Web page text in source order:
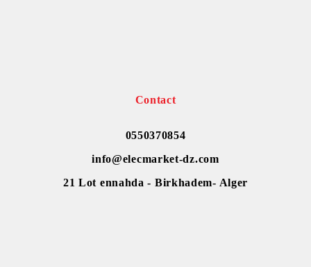
Contact
0550370854
info@elecmarket-dz.com
21 Lot ennahda - Birkhadem- Alger